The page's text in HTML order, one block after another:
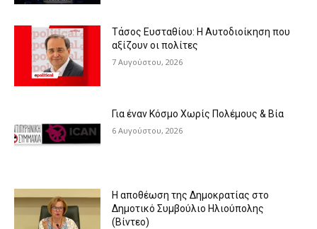
Τάσος Ευσταθίου: Η Αυτοδιοίκηση που
αξίζουν οι πολίτες
7 Αυγούστου, 2026
Για έναν Κόσμο Χωρίς Πολέμους & Βία
6 Αυγούστου, 2026
Η αποθέωση της Δημοκρατίας στο
Δημοτικό Συμβούλιο Ηλιούπολης
(Βίντεο)